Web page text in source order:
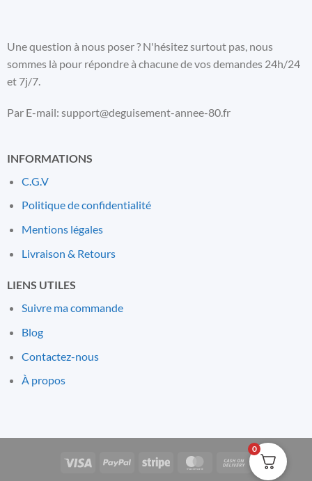
Une question à nous poser ? N'hésitez surtout pas, nous
sommes là pour répondre à chacune de vos demandes 24h/24
et 7j/7.
Par E-mail: support@deguisement-annee-80.fr
INFORMATIONS
C.G.V
Politique de confidentialité
Mentions légales
Livraison & Retours
LIENS UTILES
Suivre ma commande
Blog
Contactez-nous
À propos
0